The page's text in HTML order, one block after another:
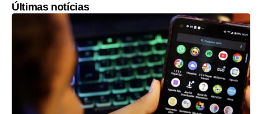
Últimas notícias